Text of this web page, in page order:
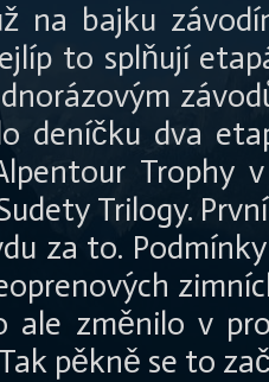
na bajku
to splňují
deníčku dva
Trophy
Trilogy.
za to.
ale změnilo v
pěkně se to